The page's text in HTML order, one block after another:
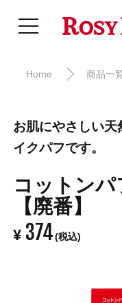
Home 商品一
お肌にやさしい
イクパフです。
コットン
【廃番】
¥ 374 (税込)